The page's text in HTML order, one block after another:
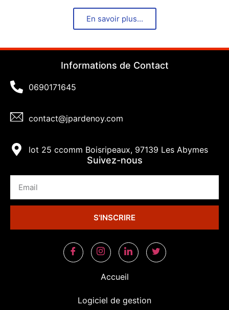
En savoir plus...
Informations de Contact
0690171645
contact@jpardenoy.com
lot 25 ccomm Boisripeaux, 97139 Les Abymes
Suivez-nous
S'INSCRIRE
Accueil
Logiciel de gestion